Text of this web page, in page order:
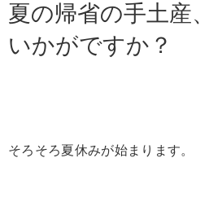
夏の帰省の手土産
いかがですか？
そろそろ夏休みが始まります。